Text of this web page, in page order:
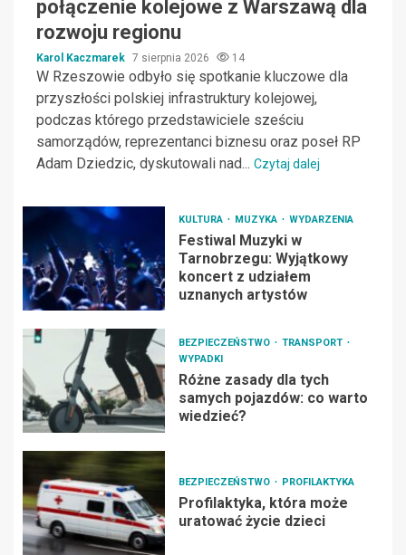
połączenie kolejowe z Warszawą dla
rozwoju regionu
Karol Kaczmarek 7 sierpnia 2026 14
W Rzeszowie odbyło się spotkanie kluczowe dla
przyszłości polskiej infrastruktury kolejowej,
podczas którego przedstawiciele sześciu
samorządów, reprezentanci biznesu oraz poseł RP
Adam Dziedzic, dyskutowali nad... Czytaj dalej
KULTURA MUZYKA WYDARZENIA
Festiwal Muzyki w
Tarnobrzegu: Wyjątkowy
koncert z udziałem
uznanych artystów
BEZPIECZEŃSTWO
TRANSPORT
WYPADKI
Różne zasady dla tych
samych pojazdów: co warto
wiedzieć?
BEZPIECZEŃSTWO PROFILAKTYKA
Profilaktyka, która może
uratować życie dzieci